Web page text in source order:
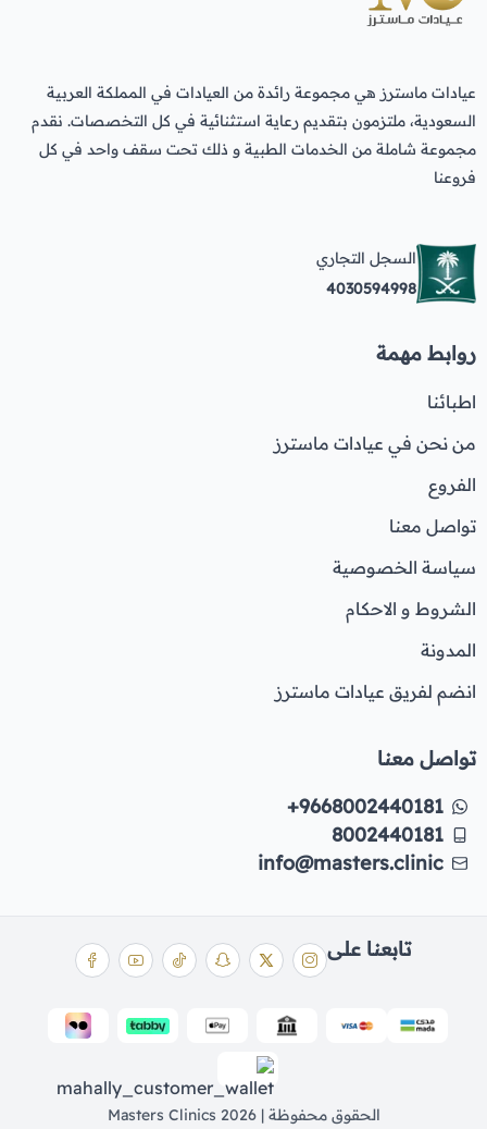
عيادات ماسترز هي مجموعة رائدة من العيادات في المملكة العربية
السعودية، ملتزمون بتقديم رعاية استثنائية في كل التخصصات. نقدم
مجموعة شاملة من الخدمات الطبية و ذلك تحت سقف واحد في كل
فروعنا
السجل التجاري
4030594998
روابط مهمة
اطبائنا
من نحن في عيادات ماسترز
الفروع
تواصل معنا
سياسة الخصوصية
الشروط و الاحكام
المدونة
انضم لفريق عيادات ماسترز
تواصل معنا
+9668002440181
8002440181
info@masters.clinic
الحقوق محفوظة | 2026 Masters Clinics
تابعنا على